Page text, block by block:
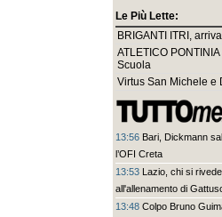
Le Più Lette:
BRIGANTI ITRI,
ATLETICO
Scuola
Virtus San Michele e
13:56 Bari, Dickmann
l’OFI Creta
13:53 Lazio, chi si
all'allenamento di
13:48 Colpo Bruno